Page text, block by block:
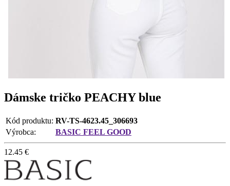
Dámske tričko PEACHY blue
Kód produktu: RV-TS-4623.45_306693
Výrobca:
BASIC FEEL GOOD
12.45 €